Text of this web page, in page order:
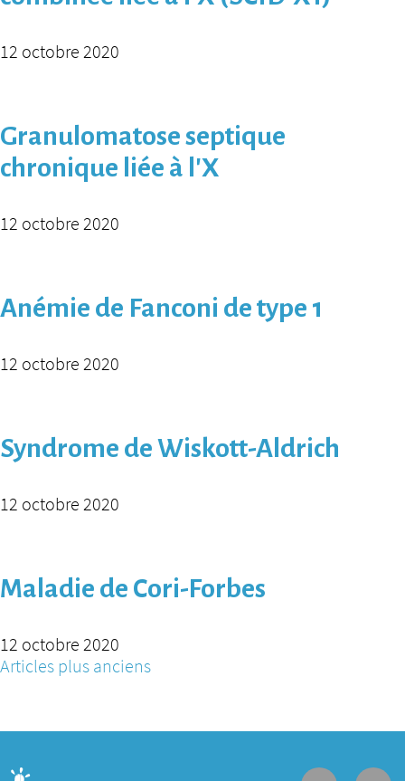
12 octobre 2020
Granulomatose septique
chronique liée à l’X
12 octobre 2020
Anémie de Fanconi de type 1
12 octobre 2020
Syndrome de Wiskott-Aldrich
12 octobre 2020
Maladie de Cori-Forbes
12 octobre 2020
Navigation des articles
Articles plus anciens